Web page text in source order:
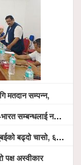
मतदान सम्पन्न,
पु¥याउने साझा प्रतिबद्धता
निरीक्षणपछि दैनिक उडानको ढोका खुल्दै
पक्ष अस्वीकार